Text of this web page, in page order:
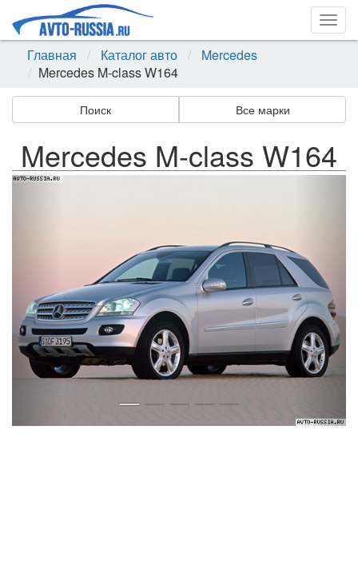
Главная
Каталог авто
Mercedes
Mercedes M-class W164
Поиск Все марки
Mercedes M-class W164
Назад